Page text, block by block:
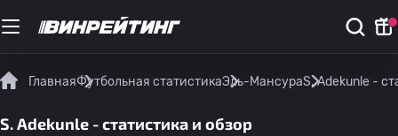
ГлавнаяФутбольная статистикаЭль-МансураS. Adekunle -
S. Adekunle - статистика и обзор